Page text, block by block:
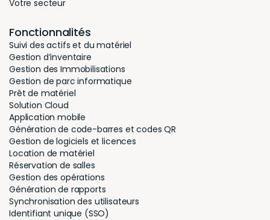
Votre secteur
Fonctionnalités
Suivi des actifs et du matériel
Gestion d’inventaire
Gestion des Immobilisations
Gestion de parc informatique
Prêt de matériel
Solution Cloud
Application mobile
Génération de code-barres et codes QR
Gestion de logiciels et licences
Location de matériel
Réservation de salles
Gestion des opérations
Génération de rapports
Synchronisation des utilisateurs
Identifiant unique (SSO)